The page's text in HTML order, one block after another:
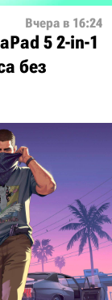
Вчера в 16:24
5 2-in-1
без